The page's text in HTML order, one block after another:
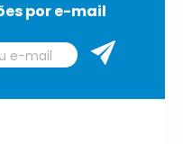
por e-mail